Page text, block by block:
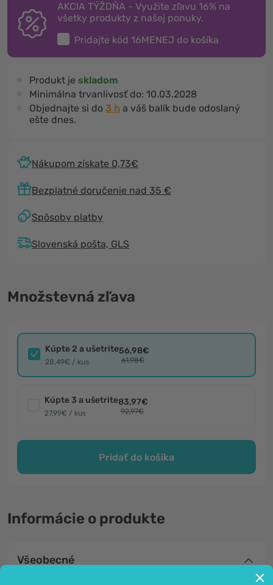
AKCIA TÝŽDŇA - Využite zľavu 16% na
všetky produkty z našej ponuky.
Pridajte kód 16MENEJ do košíka
Produkt je skladom
Minimálna trvanlivosť do: 10.03.2028
Objednajte si do 3 h a váš balík bude odoslaný
ešte dnes.
Nákupom získate 0,73€
Bezplatné doručenie nad 35 €
Spôsoby platby
Slovenská pošta, GLS
Množstevná zľava
Kúpte 2 a ušetrite
28,49€ / kus
56,98€
61,98€
Kúpte 3 a ušetrite
27,99€ / kus
83,97€
92,97€
Pridať do košíka
Informácie o produkte
Všeobecné